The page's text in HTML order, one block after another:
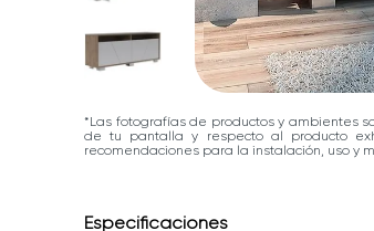
*Las fotografías de productos y ambientes
de tu pantalla y respecto al producto
recomendaciones para la instalación, uso y
Especificaciones